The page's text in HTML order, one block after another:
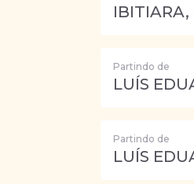
IBITIARA,
Partindo de
LUÍS
Partindo de
LUÍS